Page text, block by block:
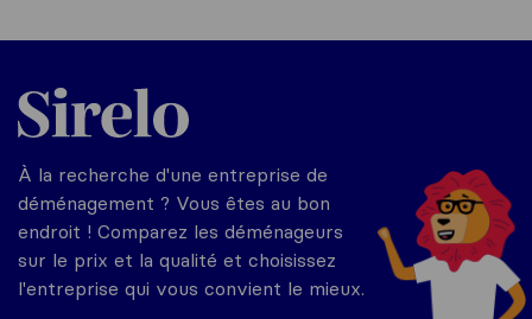
Sirelo.fr
À la recherche d'une entreprise de
déménagement ? Vous êtes au bon
endroit ! Comparez les déménageurs
sur le prix et la qualité et choisissez
l'entreprise qui vous convient le mieux.